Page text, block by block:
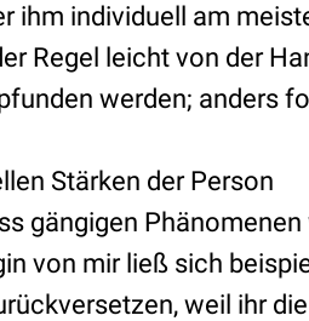
ihm individuell am
Regel leicht von der
werden; anders
Stärken der Person
gängigen Phänomenen
von mir ließ sich
weil ihr